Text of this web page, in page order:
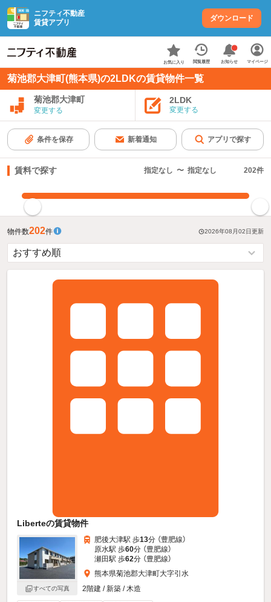
ニフティ不動産
賃貸アプリ
ダウンロード
お気に入り 閲覧履歴 お知らせ マイページ
菊池郡大津町(熊本県)の2LDKの賃貸物件一覧
菊池郡大津町
変更する
2LDK
変更する
条件を保存 新着通知 アプリで探す
賃料で探す 指定なし 〜 指定なし 202件
物件数202件 2026年08月02日更新
Liberteの賃貸物件
すべての写真
肥後大津駅 歩13分 （豊肥線）
原水駅 歩60分 （豊肥線）
瀬田駅 歩62分 （豊肥線）
熊本県菊池郡大津町大字引水
2階建 / 新築 / 木造